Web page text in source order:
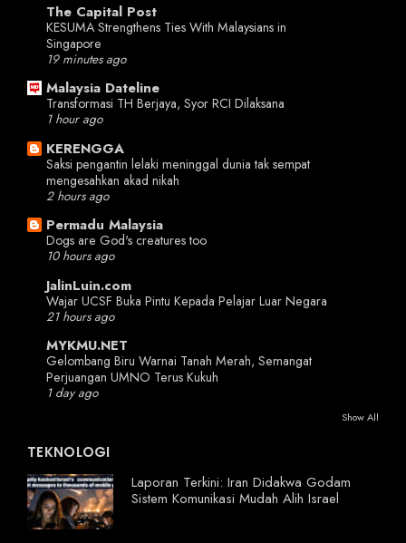
The Capital Post
KESUMA Strengthens Ties With Malaysians in
Singapore
19 minutes ago
Malaysia Dateline
Transformasi TH Berjaya, Syor RCI Dilaksana
1 hour ago
KERENGGA
Saksi pengantin lelaki meninggal dunia tak sempat
mengesahkan akad nikah
2 hours ago
Permadu Malaysia
Dogs are God's creatures too
10 hours ago
JalinLuin.com
Wajar UCSF Buka Pintu Kepada Pelajar Luar Negara
21 hours ago
MYKMU.NET
Gelombang Biru Warnai Tanah Merah, Semangat
Perjuangan UMNO Terus Kukuh
1 day ago
Show All
TEKNOLOGI
Laporan Terkini: Iran Didakwa Godam
Sistem Komunikasi Mudah Alih Israel